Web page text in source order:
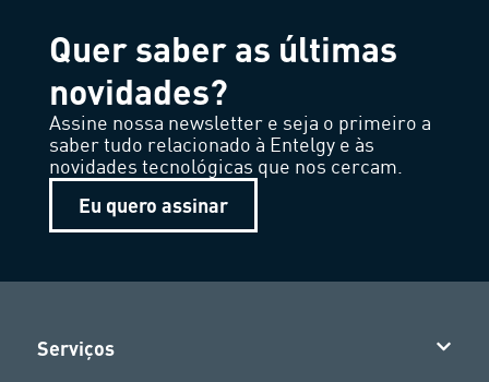
Quer saber as últimas
novidades?
Assine nossa newsletter e seja o primeiro a
saber tudo relacionado à Entelgy e às
novidades tecnológicas que nos cercam.
Eu quero assinar
Serviços